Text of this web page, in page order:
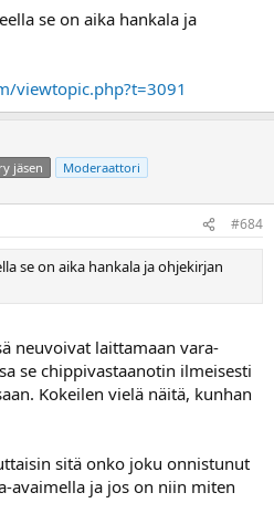
se on aika hankala ja
viewtopic.php?t=3091
jäsen Moderaattori
#684
se on aika hankala ja ohjekirjan
neuvoivat laittamaan vara-
se chippivastaanotin ilmeisesti
Kokeilen vielä näitä, kunhan
sitä onko joku onnistunut
avaimella ja jos on niin miten